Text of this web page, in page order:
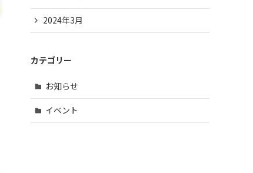
2024年3月
カテゴリー
お知らせ
イベント